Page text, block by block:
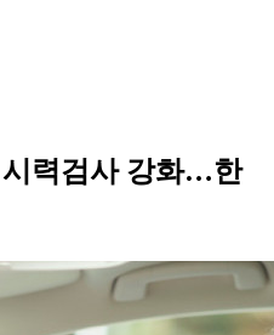
시력검사 강화…한